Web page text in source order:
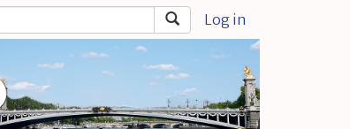
Log in